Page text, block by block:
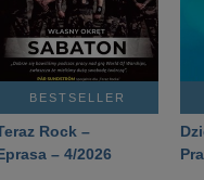
BESTSELLER
Rock –
– 4/2026